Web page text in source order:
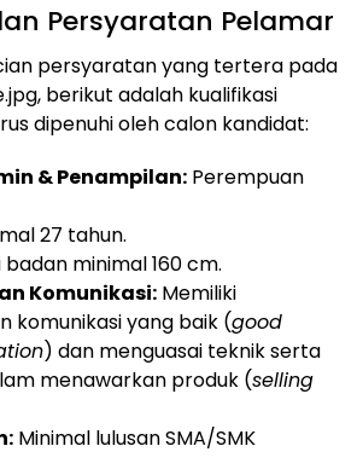
Persyaratan Pelamar
persyaratan yang tertera pada
berikut adalah kualifikasi
dipenuhi oleh calon kandidat:
& Penampilan: Perempuan
27 tahun.
badan minimal 160 cm.
Komunikasi: Memiliki
komunikasi yang baik (good
) dan menguasai teknik serta
menawarkan produk (selling
Minimal lulusan SMA/SMK